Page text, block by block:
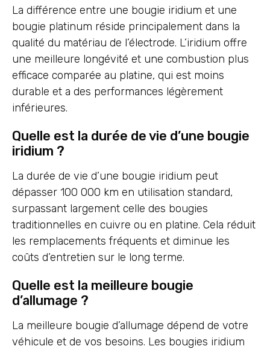
La différence entre une bougie iridium et une
bougie platinum réside principalement dans la
qualité du matériau de l’électrode. L’iridium offre
une meilleure longévité et une combustion plus
efficace comparée au platine, qui est moins
durable et a des performances légèrement
inférieures.
Quelle est la durée de vie d’une bougie
iridium ?
La durée de vie d’une bougie iridium peut
dépasser 100 000 km en utilisation standard,
surpassant largement celle des bougies
traditionnelles en cuivre ou en platine. Cela réduit
les remplacements fréquents et diminue les
coûts d’entretien sur le long terme.
Quelle est la meilleure bougie
d’allumage ?
La meilleure bougie d’allumage dépend de votre
véhicule et de vos besoins. Les bougies iridium